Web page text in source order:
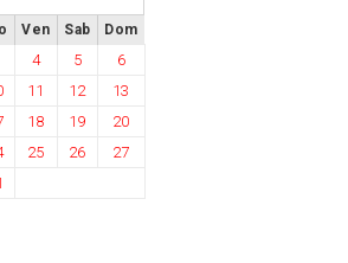
Ven Sab Dom
4 5
6
11 12
13
18 19
20
25 26
27